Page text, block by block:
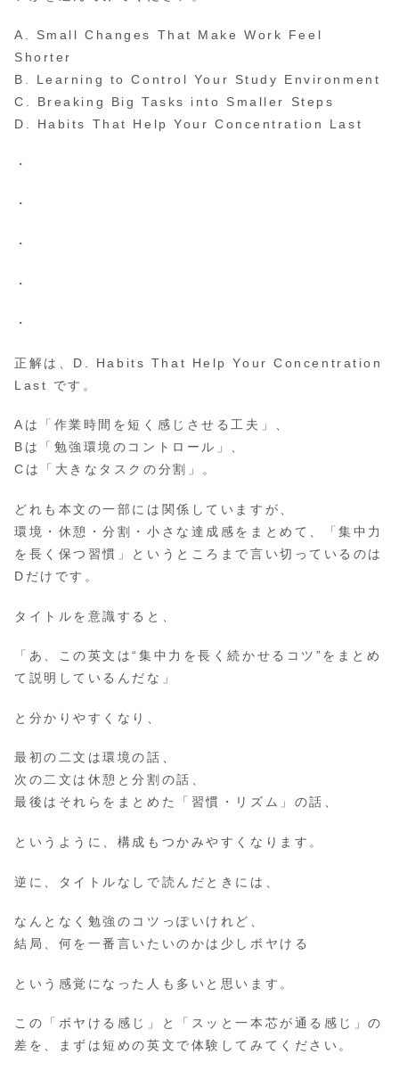
A. Small Changes That Make Work Feel
Shorter
B. Learning to Control Your Study Environment
C. Breaking Big Tasks into Smaller Steps
D. Habits That Help Your Concentration Last
・
・
・
・
・
正解は、D. Habits That Help Your Concentration
Last です。
Aは「作業時間を短く感じさせる工夫」、
Bは「勉強環境のコントロール」、
Cは「大きなタスクの分割」。
どれも本文の一部には関係していますが、
環境・休憩・分割・小さな達成感をまとめて、「集中力
を長く保つ習慣」というところまで言い切っているのは
Dだけです。
タイトルを意識すると、
「あ、この英文は“集中力を長く続かせるコツ”をまとめ
て説明しているんだな」
と分かりやすくなり、
最初の二文は環境の話、
次の二文は休憩と分割の話、
最後はそれらをまとめた「習慣・リズム」の話、
というように、構成もつかみやすくなります。
逆に、タイトルなしで読んだときには、
なんとなく勉強のコツっぽいけれど、
結局、何を一番言いたいのかは少しボヤける
という感覚になった人も多いと思います。
この「ボヤける感じ」と「スッと一本芯が通る感じ」の
差を、まずは短めの英文で体験してみてください。